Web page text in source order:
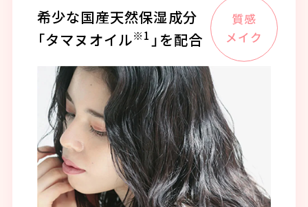
希少な国産天然保湿成分
「タマヌオイル※1 」を配合